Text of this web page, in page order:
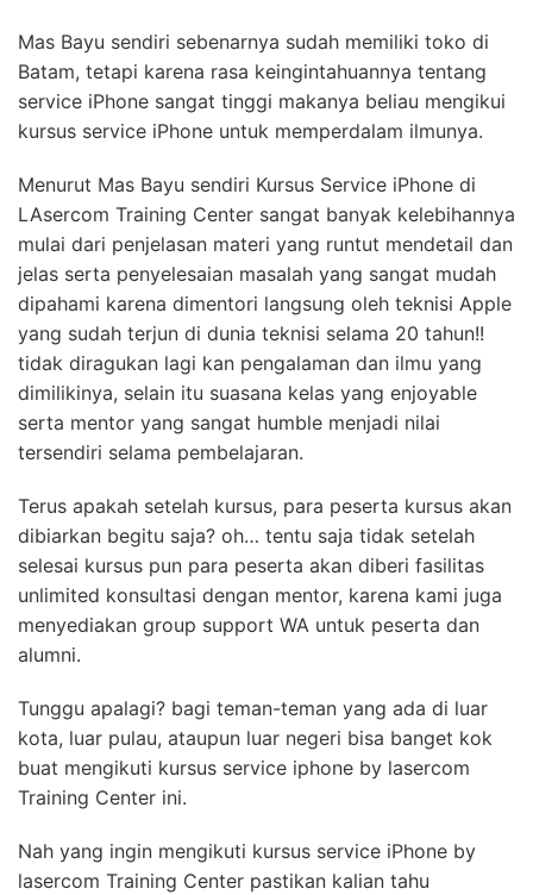
Mas Bayu sendiri sebenarnya sudah memiliki toko di
Batam, tetapi karena rasa keingintahuannya tentang
service iPhone sangat tinggi makanya beliau mengikui
kursus service iPhone untuk memperdalam ilmunya.
Menurut Mas Bayu sendiri Kursus Service iPhone di
LAsercom Training Center sangat banyak kelebihannya
mulai dari penjelasan materi yang runtut mendetail dan
jelas serta penyelesaian masalah yang sangat mudah
dipahami karena dimentori langsung oleh teknisi Apple
yang sudah terjun di dunia teknisi selama 20 tahun!!
tidak diragukan lagi kan pengalaman dan ilmu yang
dimilikinya, selain itu suasana kelas yang enjoyable
serta mentor yang sangat humble menjadi nilai
tersendiri selama pembelajaran.
Terus apakah setelah kursus, para peserta kursus akan
dibiarkan begitu saja? oh… tentu saja tidak setelah
selesai kursus pun para peserta akan diberi fasilitas
unlimited konsultasi dengan mentor, karena kami juga
menyediakan group support WA untuk peserta dan
alumni.
Tunggu apalagi? bagi teman-teman yang ada di luar
kota, luar pulau, ataupun luar negeri bisa banget kok
buat mengikuti kursus service iphone by lasercom
Training Center ini.
Nah yang ingin mengikuti kursus service iPhone by
lasercom Training Center pastikan kalian tahu